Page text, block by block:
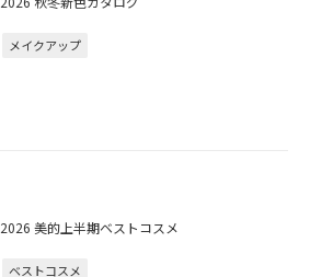
メイクアップ
2026 美的上半期ベストコスメ
ベストコスメ